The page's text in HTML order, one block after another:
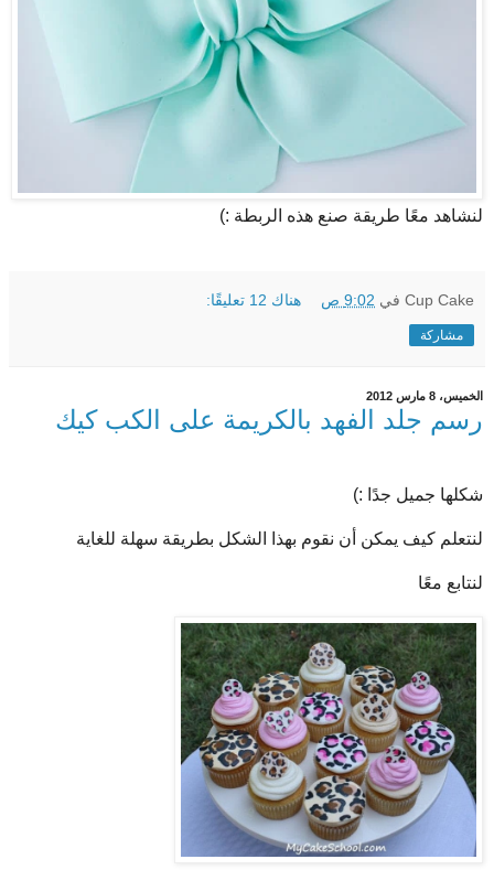
لنشاهد معًا طريقة صنع هذه الربطة :)
Cup Cake في 9:02 ص هناك 12 تعليقًا:
مشاركة
الخميس، 8 مارس 2012
رسم جلد الفهد بالكريمة على الكب كيك
شكلها جميل جدًا :)
لنتعلم كيف يمكن أن نقوم بهذا الشكل بطريقة سهلة للغاية
لنتابع معًا